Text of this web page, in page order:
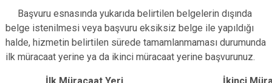
Başvuru esnasında yukarıda belirtilen belgelerin dışında
belge istenilmesi veya başvuru eksiksiz belge ile yapıldığı
halde, hizmetin belirtilen sürede tamamlanmaması durumunda
ilk müracaat yerine ya da ikinci müracaat yerine başvurunuz.